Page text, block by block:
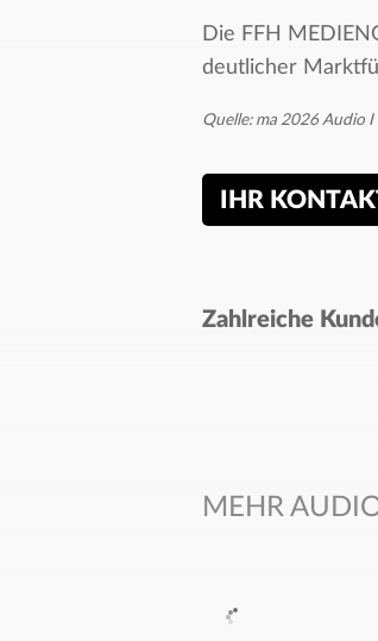
Die FFH
deutlicher
Quelle: ma 2026 Audio
IHR
Zahlreiche
MEHR